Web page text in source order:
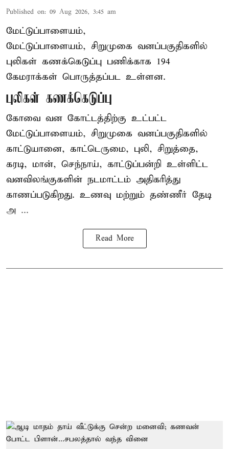
Published on: 09 Aug 2026, 3:45 am
மேட்டுப்பாளையம்,
மேட்டுப்பாளையம், சிறுமுகை வனப்பகுதிகளில்
புலிகள் கணக்கெடுப்பு பணிக்காக 194
கேமராக்கள் பொருத்தப்பட உள்ளன.
புலிகள் கணக்கெடுப்பு
கோவை வன கோட்டத்திற்கு உட்பட்ட
மேட்டுப்பாளையம், சிறுமுகை வனப்பகுதிகளில்
காட்டுயானை, காட்டெருமை, புலி, சிறுத்தை,
கரடி, மான், செந்நாய், காட்டுப்பன்றி உள்ளிட்ட
வனவிலங்குகளின் நடமாட்டம் அதிகரித்து
காணப்படுகிறது. உணவு மற்றும் தண்ணீர் தேடி
அ ...
Read More